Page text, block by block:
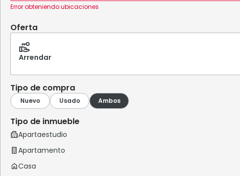
Error obteniendo ubicaciones
Oferta
Arrendar
Tipo de compra
Tipo de inmueble